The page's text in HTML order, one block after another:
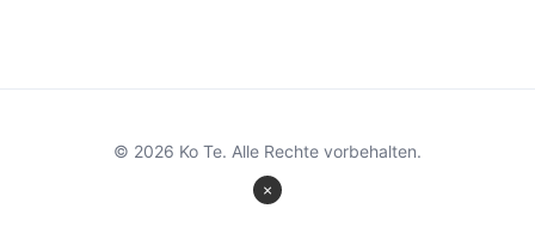
×
© 2026 Ko Te. Alle Rechte vorbehalten.